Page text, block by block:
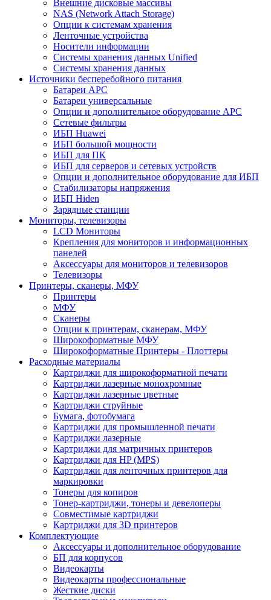
Внешние дисковые массивы
NAS (Network Attach Storage)
Опции к системам хранения
Ленточные устройства
Носители информации
Системы хранения данных Unified
Системы хранения данных
Источники бесперебойного питания
Батареи APC
Батареи универсальные
Опции и дополнительное оборудование АРС
Сетевые фильтры
ИБП Huawei
ИБП большой мощности
ИБП для ПК
ИБП для серверов и сетевых устройств
Опции и дополнительное оборудование для ИБП
Стабилизаторы напряжения
ИБП Hiden
Зарядные станции
Мониторы, телевизоры
LCD Мониторы
Крепления для мониторов и информационных
панелей
Аксессуары для мониторов и телевизоров
Телевизоры
Принтеры, сканеры, МФУ
Принтеры
МФУ
Сканеры
Опции к принтерам, сканерам, МФУ
Широкоформатные МФУ
Широкоформатные Принтеры - Плоттеры
Расходные материалы
Картриджи для широкоформатной печати
Картриджи лазерные монохромные
Картриджи лазерные цветные
Картриджи струйные
Бумага, фотобумага
Картриджи для промышленной печати
Картриджи лазерные
Картриджи для матричных принтеров
Картриджи для HP (MPS)
Картриджи для ленточных принтеров для
маркировки
Тонеры для копиров
Тонер-картриджи, тонеры и девелоперы
Совместимые картриджи
Картриджи для 3D принтеров
Комплектующие
Аксессуары и дополнительное оборудование
БП для корпусов
Видеокарты
Видеокарты профессиональные
Жесткие диски